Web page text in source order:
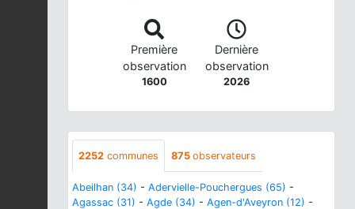
Première
observation
1600
Dernière
observation
2026
2252 communes 875 observateurs
Abeilhan (34) - Adervielle-Pouchergues (65) -
Agassac (31) - Agde (34) - Agen-d'Aveyron (12) -